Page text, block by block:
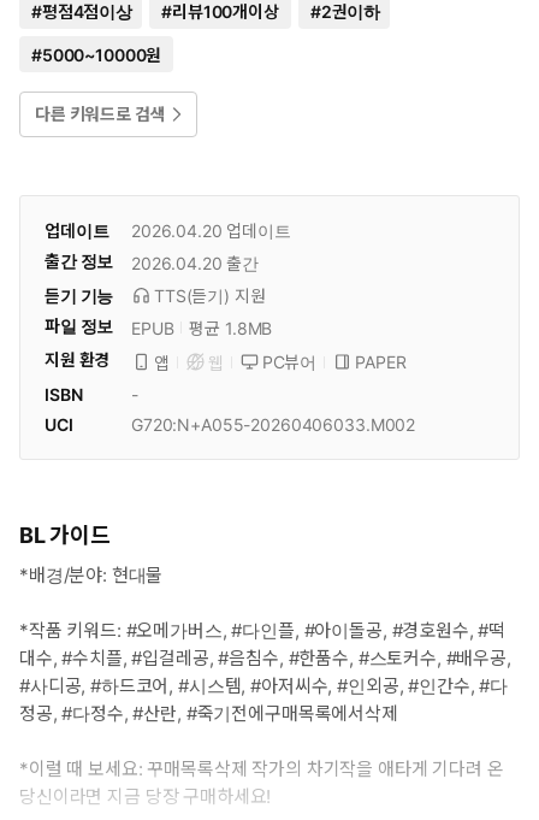
#평점4점이상 #리뷰100개이상 #2권이하
#5000~10000원
다른 키워드로 검색
업데이트 2026.04.20 업데이트
출간 정보
2026.04.20 출간
듣기 기능
TTS(듣기) 지원
파일 정보
EPUB
평균 1.8MB
지원 환경
앱 웹 PC뷰어
PAPER
ISBN
-
UCI
G720:N+A055-20260406033.M002
BL 가이드
*배경/분야: 현대물
*작품 키워드: #오메가버스, #다인플, #아이돌공, #경호원수, #떡
대수, #수치플, #입걸레공, #음침수, #한품수, #스토커수, #배우공,
#사디공, #하드코어, #시스템, #아저씨수, #인외공, #인간수, #다
정공, #다정수, #산란, #죽기전에구매목록에서삭제
*이럴 때 보세요: 꾸매목록삭제 작가의 차기작을 애타게 기다려 온
당신이라면 지금 당장 구매하세요!